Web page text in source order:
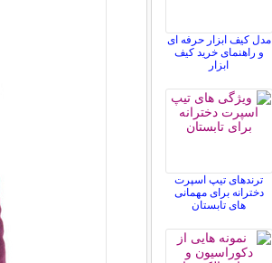
مدل کیف ابزار حرفه ای
و راهنمای خرید کیف
ابزار
ترندهای تیپ اسپرت
دخترانه برای مهمانی
های تابستان